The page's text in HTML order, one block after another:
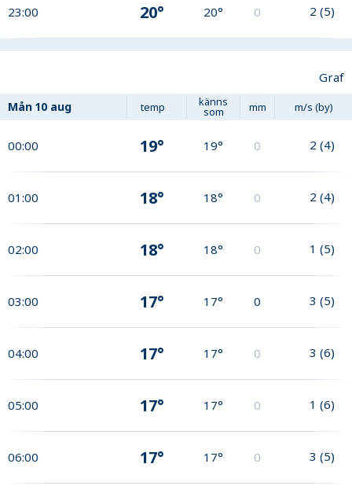
23:00 20° 20° 0 2 (5)
Graf
Mån 10 aug temp känns
som mm m/s (by)
00:00 19° 19° 0 2 (4)
01:00 18° 18° 0 2 (4)
02:00 18° 18° 0 1 (5)
03:00 17° 17° 0 3 (5)
04:00 17° 17° 0 3 (6)
05:00 17° 17° 0 1 (6)
06:00 17° 17° 0 3 (5)